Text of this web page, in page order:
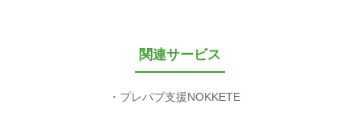
関連サービス
プレパブ支援NOKKETE